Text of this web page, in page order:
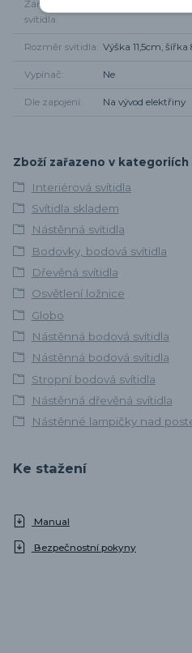
Žárovky součástí
svítidla
Rozměr svítidla Výška 11,5cm,
Vypínač Ne
Dle zapojení Na vývod elektřiny
Zboží zařazeno v kategoriích
Interiérová svítidla
Svítidla skladem
Nástěnná svítidla
Bodovky, bodová svítidla
Dřevěná svítidla
Osvětlení ložnice
Globo
Nástěnná bodová svítidla
Nástěnná bodová svítidla
Stropní bodová svítidla
Nástěnná dřevěná svítidla
Nástěnné lampičky nad
Ke stažení
Manual
Bezpečnostní pokyny